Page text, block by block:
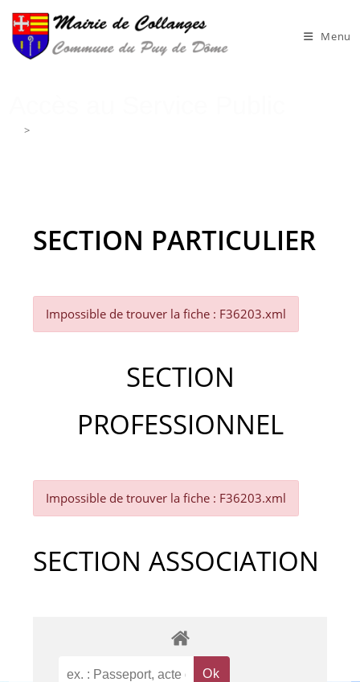
Skip
content
Menu
>
SECTION PARTICULIER
Impossible de trouver la fiche : F36203.xml
SECTION
PROFESSIONNEL
Impossible de trouver la fiche : F36203.xml
SECTION ASSOCIATION